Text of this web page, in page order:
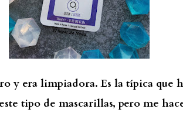
y era limpiadora. Es la típica que
tipo de mascarillas, pero me